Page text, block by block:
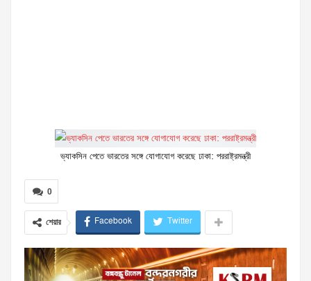
ভ্যাকসিন পেতে ভারতের সঙ্গে যোগাযোগ করেছে ঢাকা: পররাষ্ট্রমন্ত্রী
0
শেয়ার Facebook Twitter